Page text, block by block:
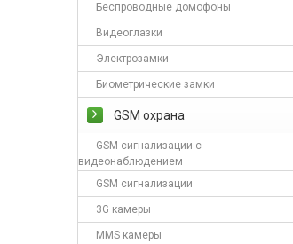
Беспроводные домофоны
Видеоглазки
Электрозамки
Биометрические замки
GSM охрана
GSM сигнализации с
видеонаблюдением
GSM сигнализации
3G камеры
MMS камеры